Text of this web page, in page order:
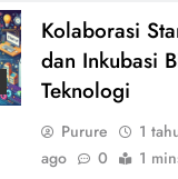
Kolaborasi
dan Inkubasi
Teknologi
Purure
1
ago
0 1